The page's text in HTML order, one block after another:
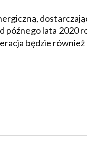
późnego lata 2020
będzie